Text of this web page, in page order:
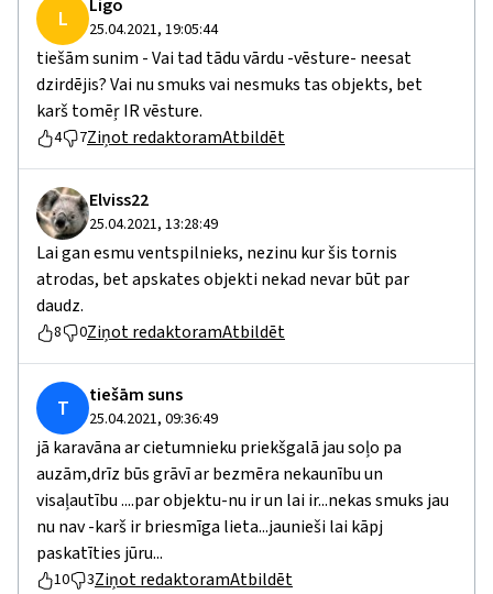
L Ligo
25.04.2021, 19:05:44
tiešām sunim - Vai tad tādu vārdu -vēsture- neesat
dzirdējis? Vai nu smuks vai nesmuks tas objekts, bet
karš tomēŗ IR vēsture.
4 7Ziņot redaktoramAtbildēt
Elviss22
25.04.2021, 13:28:49
Lai gan esmu ventspilnieks, nezinu kur šis tornis
atrodas, bet apskates objekti nekad nevar būt par
daudz.
8 0Ziņot redaktoramAtbildēt
T tiešām suns
25.04.2021, 09:36:49
jā karavāna ar cietumnieku priekšgalā jau soļo pa
auzām,drīz būs grāvī ar bezmēra nekaunību un
visaļautību ....par objektu-nu ir un lai ir...nekas smuks jau
nu nav -karš ir briesmīga lieta...jaunieši lai kāpj
paskatīties jūru...
10 3Ziņot redaktoramAtbildēt